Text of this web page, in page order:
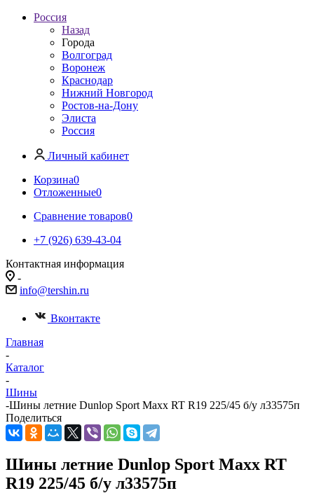
Россия
Назад
Города
Волгоград
Воронеж
Краснодар
Нижний Новгород
Ростов-на-Дону
Элиста
Россия
Личный кабинет
Корзина0
Отложенные0
Сравнение товаров0
+7 (926) 639-43-04
Контактная информация
-
info@tershin.ru
Вконтакте
Главная
-
Каталог
-
Шины
-Шины летние Dunlop Sport Maxx RT R19 225/45 б/у л33575п
Поделиться
Шины летние Dunlop Sport Maxx RT
R19 225/45 б/у л33575п